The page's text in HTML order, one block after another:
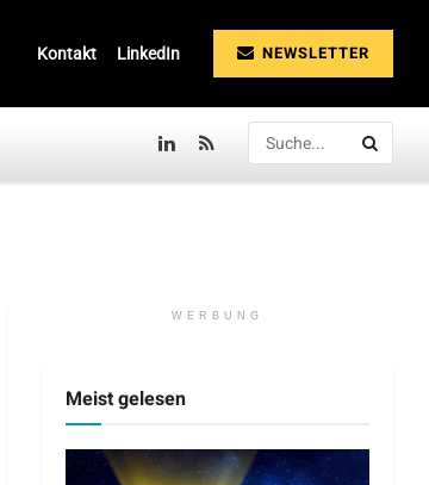
Kontakt LinkedIn NEWSLETTER
WERBUNG
Meist gelesen